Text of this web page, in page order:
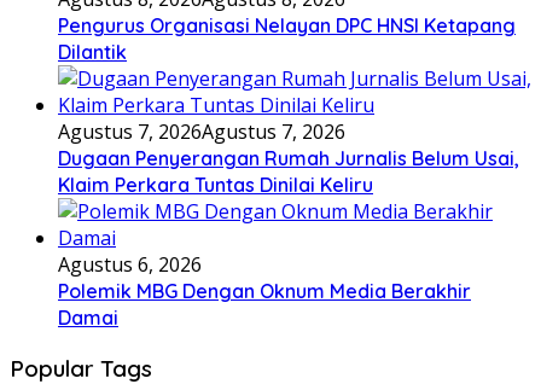
Pengurus Organisasi Nelayan DPC HNSI Ketapang
Dilantik
Agustus 7, 2026Agustus 7, 2026
Dugaan Penyerangan Rumah Jurnalis Belum Usai,
Klaim Perkara Tuntas Dinilai Keliru
Agustus 6, 2026
Polemik MBG Dengan Oknum Media Berakhir
Damai
Popular Tags